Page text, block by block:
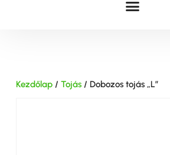
Kezdőlap/ Tojás/ Dobozos tojás „L”